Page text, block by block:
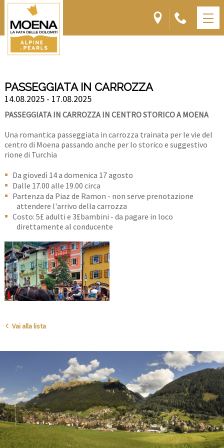
PASSEGGIATA IN CARROZZA
14.08.2025 - 17.08.2025
PASSEGGIATA IN CARROZZA IN CENTRO STORICO A MOENA
Una romantica passeggiata in carrozza trainata per le vie del
centro di Moena passando anche per lo storico e suggestivo
rione di Turchia
Da giovedì 14 a domenica 17 agosto
Dalle 17.00 alle 19.00 circa
Partenza da Piaz de Ramon - non serve prenotazione
attendere l'arrivo della carrozza
Costo: 5£ adulti e 3£bambini - da pagare in loco
direttamente al conducente
Vai alla lista